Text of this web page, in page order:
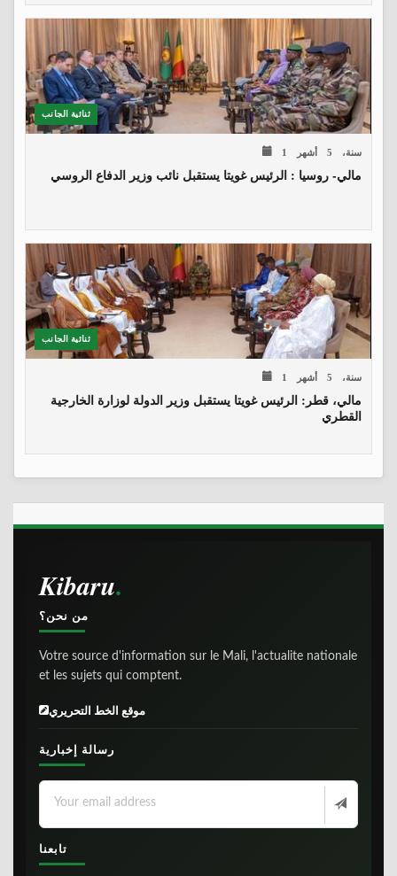
ثنائية الجانب
1 سنة، 5 أشهر
مالي- روسيا : الرئيس غويتا يستقبل نائب وزير الدفاع الروسي
ثنائية الجانب
1 سنة، 5 أشهر
مالي، قطر: الرئيس غويتا يستقبل وزير الدولة لوزارة الخارجية
القطري
Kibaru
من نحن؟
Votre source d'information sur le Mali, l'actualite nationale
et les sujets qui comptent.
موقع الخط التحريري
رسالة إخبارية
تابعنا